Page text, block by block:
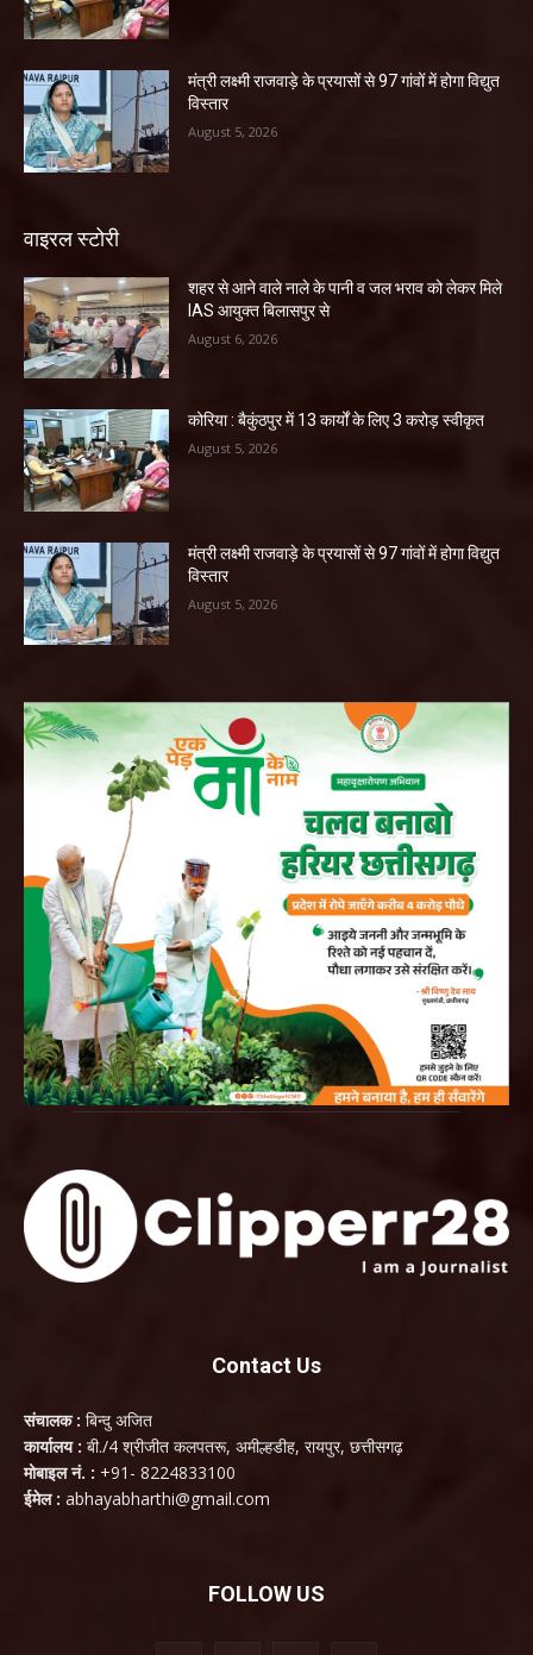
मंत्री लक्ष्मी राजवाड़े के प्रयासों से 97 गांवों में होगा विद्युत
विस्तार
August 5, 2026
वाइरल स्टोरी
शहर से आने वाले नाले के पानी व जल भराव को लेकर मिले
IAS आयुक्त बिलासपुर से
August 6, 2026
कोरिया : बैकुंठपुर में 13 कार्यों के लिए 3 करोड़ स्वीकृत
August 5, 2026
मंत्री लक्ष्मी राजवाड़े के प्रयासों से 97 गांवों में होगा विद्युत
विस्तार
August 5, 2026
Contact Us
संचालक : बिन्दु अजित
कार्यालय : बी./4 श्रीजीत कलपतरू, अमील्हडीह, रायपुर, छत्तीसगढ़
मोबाइल नं. : +91- 8224833100
ईमेल : abhayabharthi@gmail.com
FOLLOW US